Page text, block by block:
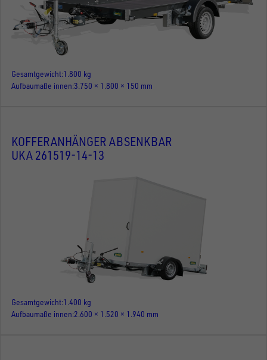
Gesamtgewicht 1.800 kg
Aufbaumaße innen 3.750 × 1.800 × 150 mm
KOFFERANHÄNGER ABSENKBAR
UKA 261519-14-13
Gesamtgewicht 1.400 kg
Aufbaumaße innen 2.600 × 1.520 × 1.940 mm